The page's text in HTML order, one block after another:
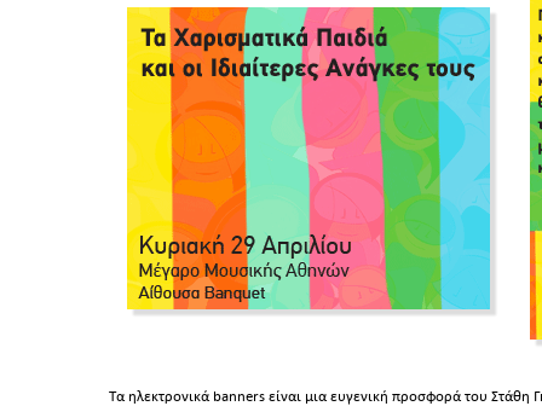
Τα ηλεκτρονικά banners είναι μια ευγενική προσφορά του